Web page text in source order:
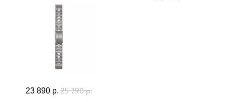
23 890 р. 25 790 р.